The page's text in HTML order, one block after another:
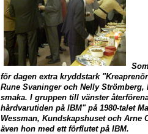
för dagen extra kryddstark
Rune Svaningeroch Nelly Strömberg,
smaka. I gruppen till vänster
hårdvarutiden på IBM" på 1980-talet
Wessman, Kundskapshuset och Arne
även hon med ett förflutet på IBM.